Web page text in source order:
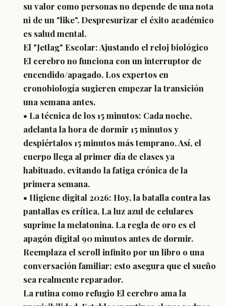
su valor como personas no depende de una nota
ni de un "like". Despresurizar el éxito académico
es salud mental.
El "Jetlag" Escolar: Ajustando el reloj biológico
El cerebro no funciona con un interruptor de
encendido/apagado. Los expertos en
cronobiología sugieren empezar la transición
una semana antes.
• La técnica de los 15 minutos: Cada noche,
adelanta la hora de dormir 15 minutos y
despiértalos 15 minutos más temprano. Así, el
cuerpo llega al primer día de clases ya
habituado, evitando la fatiga crónica de la
primera semana.
• Higiene digital 2026: Hoy, la batalla contra las
pantallas es crítica. La luz azul de celulares
suprime la melatonina. La regla de oro es el
apagón digital 90 minutos antes de dormir.
Reemplaza el scroll infinito por un libro o una
conversación familiar; esto asegura que el sueño
sea realmente reparador.
La rutina como refugio El cerebro ama la